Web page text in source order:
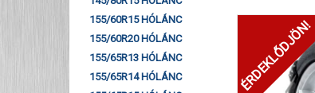
155/60R15 HÓLÁNC
155/60R20 HÓLÁNC
155/65R13 HÓLÁNC
155/65R14 HÓLÁNC
ÉRDEKLŐDJÖN!